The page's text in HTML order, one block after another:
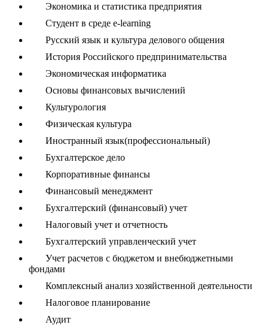
Экономика и статистика предприятия
Студент в среде e-learning
Русский язык и культура делового общения
История Российского предпринимательства
Экономическая информатика
Основы финансовых вычислений
Культурология
Физическая культура
Иностранный язык(профессиональный)
Бухгалтерское дело
Корпоративные финансы
Финансовый менеджмент
Бухгалтерский (финансовый) учет
Налоговый учет и отчетность
Бухгалтерский управленческий учет
Учет расчетов с бюджетом и внебюджетными
фондами
Комплексный анализ хозяйственной деятельности
Налоговое планирование
Аудит